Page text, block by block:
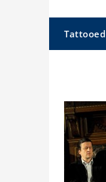
Tattooed